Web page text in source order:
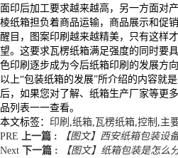
面印后加工要求越来越高，另一方面对
棱纸箱担负着商品运输，商品展示和促
醒目，图案印刷越来越精美，只有这样
望。这要求瓦楞纸箱满足强度的同时要
色印刷逐步成为今后纸箱印刷的发展方向
以上“包装纸箱的发展”所介绍的内容就
后，如果您对了解、纸箱生产厂家等更
品列表一一查看。
本文标签： 印刷 纸箱 瓦楞纸箱 控制 主
PRE
上一篇 :
【图文】西安纸箱包装设
Next 下一篇 :
【图文】纸箱包装是怎么